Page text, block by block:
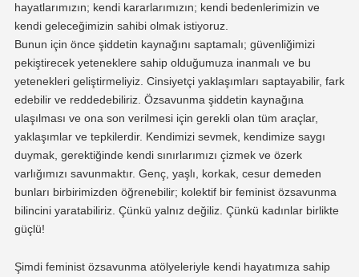
hayatlarımızın; kendi kararlarımızın; kendi bedenlerimizin ve
kendi geleceğimizin sahibi olmak istiyoruz.
Bunun için önce şiddetin kaynağını saptamalı; güvenliğimizi
pekiştirecek yeteneklere sahip olduğumuza inanmalı ve bu
yetenekleri geliştirmeliyiz. Cinsiyetçi yaklaşımları saptayabilir, fark
edebilir ve reddedebiliriz. Özsavunma şiddetin kaynağına
ulaşılması ve ona son verilmesi için gerekli olan tüm araçlar,
yaklaşımlar ve tepkilerdir. Kendimizi sevmek, kendimize saygı
duymak, gerektiğinde kendi sınırlarımızı çizmek ve özerk
varlığımızı savunmaktır. Genç, yaşlı, korkak, cesur demeden
bunları birbirimizden öğrenebilir; kolektif bir feminist özsavunma
bilincini yaratabiliriz. Çünkü yalnız değiliz. Çünkü kadınlar birlikte
güçlü!
Şimdi feminist özsavunma atölyeleriyle kendi hayatımıza sahip